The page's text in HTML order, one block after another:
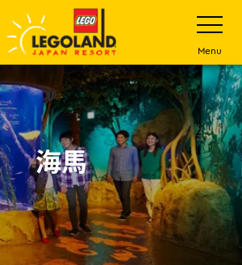
打
開
網
站
菜
單
Menu
海馬